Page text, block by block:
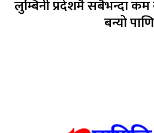
लुम्बिनी प्रदेशमै सबैभन्दा
बन्यो